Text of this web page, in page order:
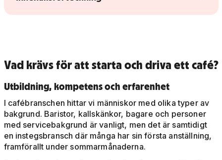
Vad krävs för att starta och driva ett café?
Utbildning, kompetens och erfarenhet
I cafébranschen hittar vi människor med olika typer av
bakgrund. Baristor, kallskänkor, bagare och personer
med servicebakgrund är vanligt, men det är samtidigt
en instegsbransch där många har sin första anställning,
framförallt under sommarmånaderna.